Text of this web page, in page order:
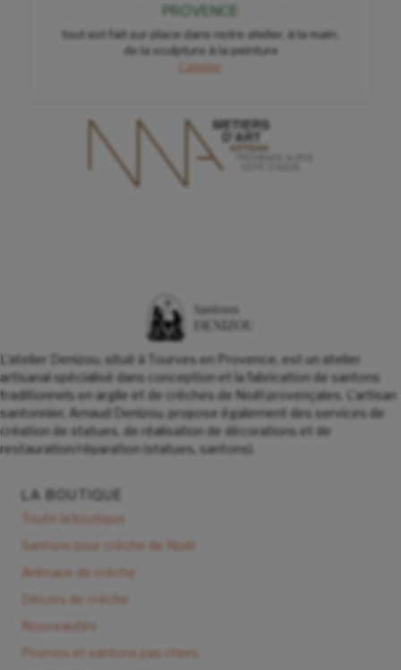
PROVENCE
tout est fait sur place dans notre atelier, à la main,
de la sculpture à la peinture
L'atelier
L'atelier Denizou, situé à Tourves en Provence, est un atelier
artisanal spécialisé dans conception et la fabrication de santons
traditionnels en argile et de crèches de Noël provençales. L'artisan
santonnier, Arnaud Denizou, propose également des services de
création de statues, de réalisation de décorations et de
restauration/réparation (statues, santons).
LA BOUTIQUE
Toute la boutique
Santons pour crèche de Noël
Animaux de crèche
Décors de crèche
Nouveautés
Promos et santons pas chers